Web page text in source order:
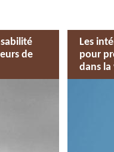
de
Les
pour
dans la